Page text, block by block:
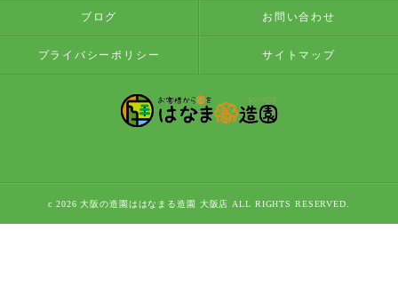
ブログ お問い合わせ
プライバシーポリシー サイトマップ
c 2026 大阪の造園ははなまる造園 大阪店 ALL RIGHTS RESERVED.